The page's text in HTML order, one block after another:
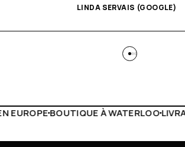
LIVRAISON GRATUITE À